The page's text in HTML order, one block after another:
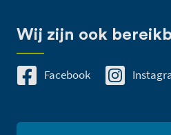
Wij zijn ook
Facebook